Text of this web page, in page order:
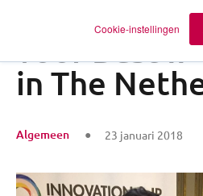
Cookie-instellingen
AOMB wint
voor Best
in The
Algemeen 23 januari 2018